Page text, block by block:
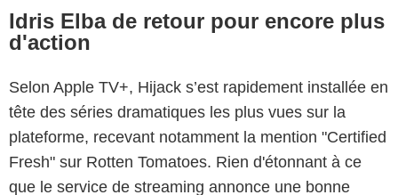
Idris Elba de retour pour encore plus
d'action
Selon Apple TV+, Hijack s’est rapidement installée en
tête des séries dramatiques les plus vues sur la
plateforme, recevant notamment la mention "Certified
Fresh" sur Rotten Tomatoes. Rien d'étonnant à ce
que le service de streaming annonce une bonne